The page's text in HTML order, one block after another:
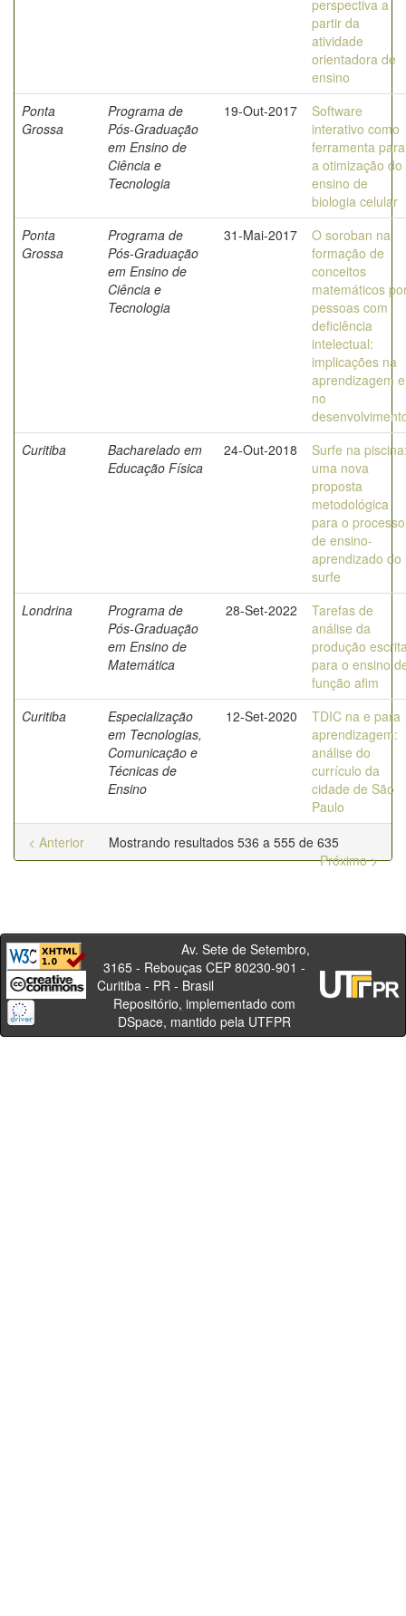
perspectiva a
partir da
atividade
orientadora de
ensino
Ponta
Grossa
Programa de
Pós-Graduação
em Ensino de
Ciência e
Tecnologia
19-Out-2017
Software
interativo como
ferramenta para
a otimização do
ensino de
biologia celular
Ponta
Grossa
Programa de
Pós-Graduação
em Ensino de
Ciência e
Tecnologia
31-Mai-2017
O soroban na
formação de
conceitos
matemáticos
pessoas com
deficiência
intelectual:
implicações na
aprendizagem e
no
Curitiba
Bacharelado em
Educação Física
24-Out-2018
Surfe na
uma nova
proposta
metodológica
para o processo
de ensino-
aprendizado do
surfe
Londrina
Programa de
Pós-Graduação
em Ensino de
Matemática
28-Set-2022
Tarefas de
análise da
produção
para o ensino
função afim
Curitiba
Especialização
em Tecnologias,
Comunicação e
Técnicas de
Ensino
12-Set-2020
TDIC na e para
aprendizagem:
análise do
currículo da
cidade de São
Paulo
Mostrando resultados 536 a 555 de 635
< Anterior
Próximo >
Av. Sete de Setembro,
3165 - Rebouças CEP 80230-901 -
Curitiba - PR - Brasil
Repositório, implementado com
DSpace, mantido pela UTFPR